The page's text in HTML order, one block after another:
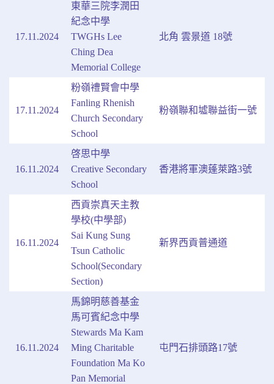
17.11.2024
東華三院李潤田
紀念中學
TWGHs Lee
Ching Dea
Memorial College
北角 雲景道 18號
17.11.2024
粉嶺禮賢會中學
Fanling Rhenish
Church Secondary
School
粉嶺聯和墟聯益街一號
16.11.2024
啓思中學
Creative Secondary
School
香港將軍澳蓬萊路3號
16.11.2024
西貢崇真天主教
學校(中學部)
Sai Kung Sung
Tsun Catholic
School(Secondary
Section)
新界西貢普通道
16.11.2024
馬錦明慈善基金
馬可賓紀念中學
Stewards Ma Kam
Ming Charitable
Foundation Ma Ko
Pan Memorial
屯門石排頭路17號